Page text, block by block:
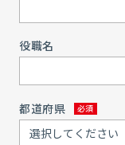
役職名
都道府県